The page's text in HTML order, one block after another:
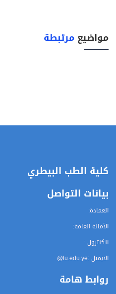
مواضيع مرتبطة
كلية الطب البيطري
بيانات التواصل
العمادة:
الأمانة العامة:
الكنترول :
الايميل :@tu.edu.ye
روابط هامة